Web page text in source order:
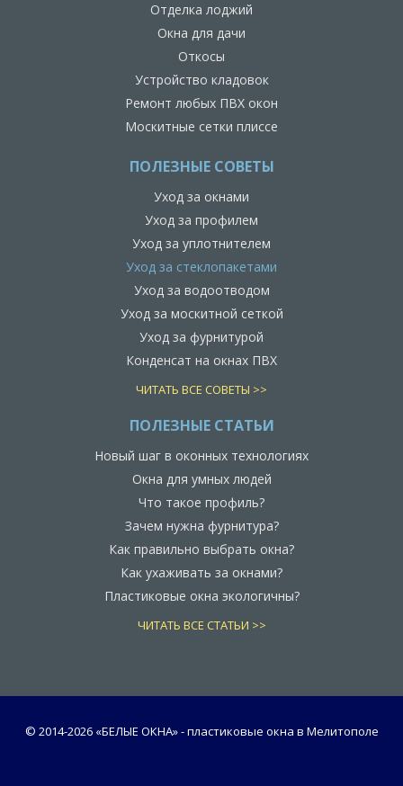
Отделка лоджий
Окна для дачи
Откосы
Устройство кладовок
Ремонт любых ПВХ окон
Москитные сетки плиссе
ПОЛЕЗНЫЕ СОВЕТЫ
Уход за окнами
Уход за профилем
Уход за уплотнителем
Уход за стеклопакетами
Уход за водоотводом
Уход за москитной сеткой
Уход за фурнитурой
Конденсат на окнах ПВХ
ЧИТАТЬ ВСЕ СОВЕТЫ >>
ПОЛЕЗНЫЕ СТАТЬИ
Новый шаг в оконных технологиях
Окна для умных людей
Что такое профиль?
Зачем нужна фурнитура?
Как правильно выбрать окна?
Как ухаживать за окнами?
Пластиковые окна экологичны?
ЧИТАТЬ ВСЕ СТАТЬИ >>
© 2014-2026 «БЕЛЫЕ ОКНА» - пластиковые окна в Мелитополе